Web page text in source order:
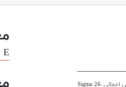
E
معرفی، نقد و بررسی اجمالی Sigma 24-